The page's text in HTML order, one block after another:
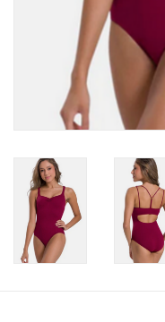
FAIT AU QUEBEC